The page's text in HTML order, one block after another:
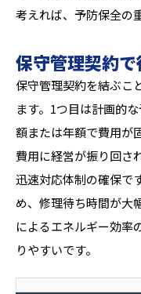
考えれば、予防保全の
保守管理契約
保守管理契約を結ぶこ
ます。1つ目は計画的
額または年額で費用が
費用に経営が振り回さ
迅速対応体制の確保で
め、修理待ち時間が大
によるエネルギー効率
りやすいです。